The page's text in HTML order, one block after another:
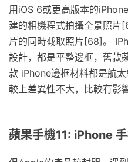
用iOS 6或更高版本的
建的相機程式拍攝全景照
片的同時截取照片[68]。
設計，都是平整邊框，舊款
款 iPhone邊框材料都是航
較上差異性不大，比較有影
蘋果手機11: iPhone